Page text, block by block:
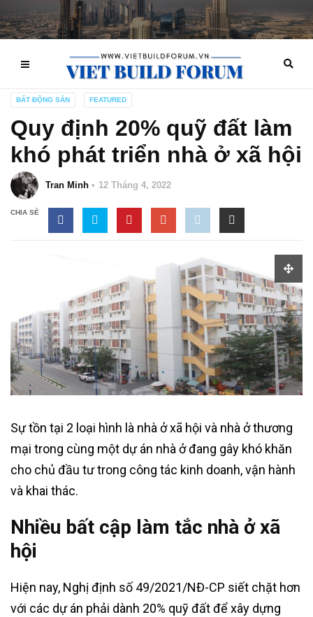
BẤT ĐỘNG SẢN FEATURED
Quy định 20% quỹ đất làm
khó phát triển nhà ở xã hội
Tran Minh 12 Tháng 4, 2022
CHIA SẺ
Sự tồn tại 2 loại hình là nhà ở xã hội và nhà ở thương
mại trong cùng một dự án nhà ở đang gây khó khăn
cho chủ đầu tư trong công tác kinh doanh, vận hành
và khai thác.
Nhiều bất cập làm tắc nhà ở xã
hội
Hiện nay, Nghị định số 49/2021/NĐ-CP siết chặt hơn
với các dự án phải dành 20% quỹ đất để xây dựng